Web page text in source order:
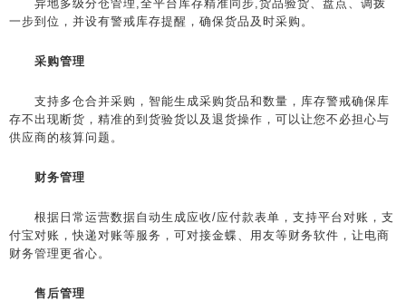
异地多级分仓管理,全平台库存精准同步,货品验货、盘点、调拨
一步到位，并设有警戒库存提醒，确保货品及时采购。
采购管理
支持多仓合并采购，智能生成采购货品和数量，库存警戒确保库
存不出现断货，精准的到货验货以及退货操作，可以让您不必担心与
供应商的核算问题。
财务管理
根据日常运营数据自动生成应收/应付款表单，支持平台对账，支
付宝对账，快递对账等服务，可对接金蝶、用友等财务软件，让电商
财务管理更省心。
售后管理